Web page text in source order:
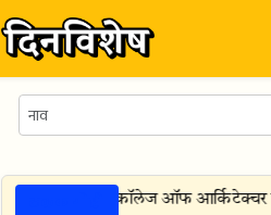
नानावटी कॉलेज ऑफ